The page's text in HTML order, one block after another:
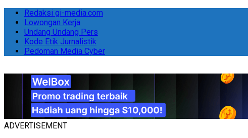
Redaksi gi-media.com
Lowongan Kerja
Undang Undang Pers
Kode Etik Jurnalistik
Pedoman Media Cyber
ADVERTISEMENT